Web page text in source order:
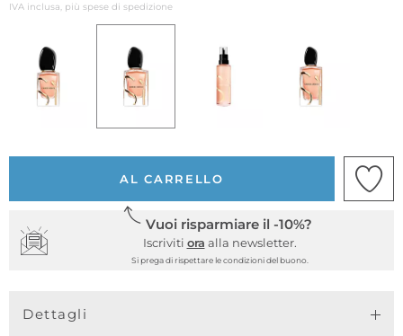
IVA inclusa, più spese di spedizione
AL CARRELLO
Vuoi risparmiare il -10%?
Iscriviti ora alla newsletter.
Si prega di rispettare le condizioni del buono.
Dettagli